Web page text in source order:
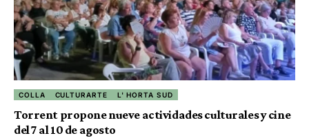
COLLA CULTURARTE L' HORTA SUD
Torrent propone nueve actividades culturales y cine
del 7 al 10 de agosto